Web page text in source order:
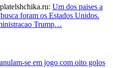
Um dos paises a
foram os Estados Unidos.
Trump…
se em jogo com oito golos